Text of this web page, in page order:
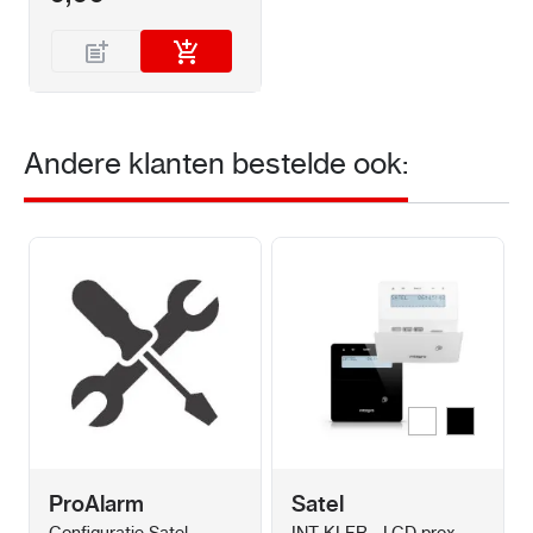
Prijs / Kwaliteit
Kwaliteit
Samenvatting
Review
Review versturen
Andere klanten bestelde ook:
ProAlarm
Kleur
Satel